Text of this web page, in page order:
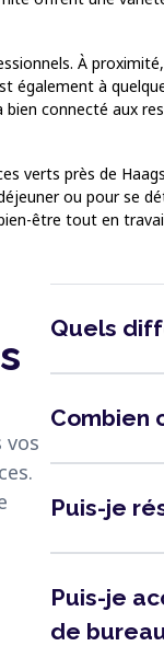
À
également à
connecté aux
verts près de
ou pour se
être tout en
Quels
Combien
Puis-je
Puis-je
de